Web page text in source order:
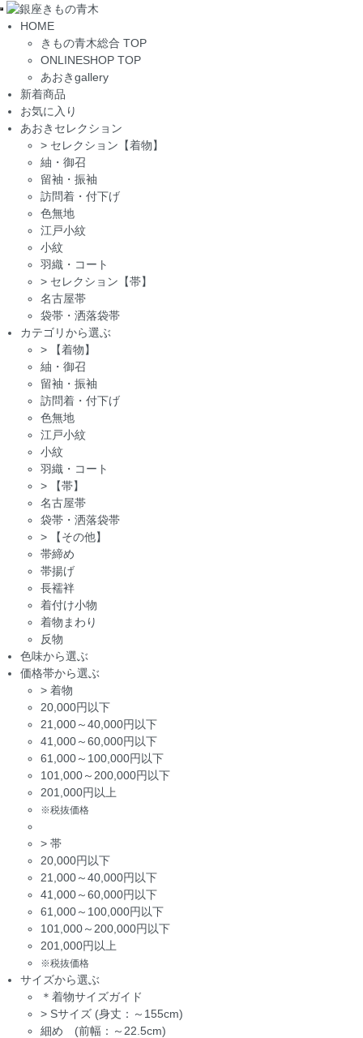
Toggle
navigation
HOME
きもの青木総合 TOP
ONLINESHOP TOP
あおきgallery
新着商品
お気に入り
あおきセレクション
> セレクション【着物】
紬・御召
留袖・振袖
訪問着・付下げ
色無地
江戸小紋
小紋
羽織・コート
> セレクション【帯】
名古屋帯
袋帯・洒落袋帯
カテゴリから選ぶ
>
【着物】
紬・御召
留袖・振袖
訪問着・付下げ
色無地
江戸小紋
小紋
羽織・コート
>
【帯】
名古屋帯
袋帯・洒落袋帯
>
【その他】
帯締め
帯揚げ
長襦袢
着付け小物
着物まわり
反物
色味から選ぶ
価格帯から選ぶ
> 着物
20,000円以下
21,000～40,000円以下
41,000～60,000円以下
61,000～100,000円以下
101,000～200,000円以下
201,000円以上
※税抜価格
> 帯
20,000円以下
21,000～40,000円以下
41,000～60,000円以下
61,000～100,000円以下
101,000～200,000円以下
201,000円以上
※税抜価格
サイズから選ぶ
＊着物サイズガイド
> Sサイズ (身丈：～155cm)
細め (前幅：～22.5cm)